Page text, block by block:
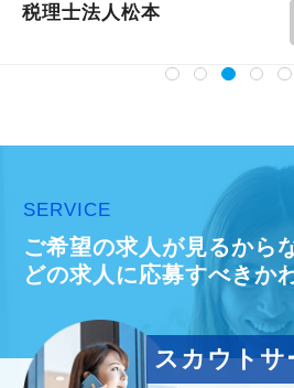
税理士法人松本
SERVICE
ご希望の求人が見るから
どの求人に応募すべきか
スカウトサ